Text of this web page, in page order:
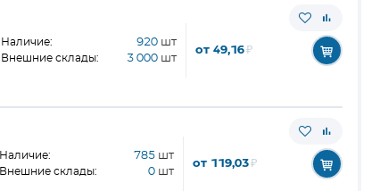
Наличие: 920 шт
Внешние склады: 3 000 шт
от 49,16₽
Наличие: 785 шт
Внешние склады: 0 шт
от 119,03₽